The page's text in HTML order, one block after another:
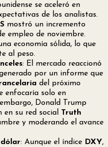
se aceleró en
de los analistas.
mostró un incremento
empleo de noviembre.
economía sólida, lo que
al peso.
: El mercado reaccionó
por un informe que
del próximo
enfocaría solo en
Donald Trump
su red social Truth
y moderando el avance
: Aunque el índice DXY,